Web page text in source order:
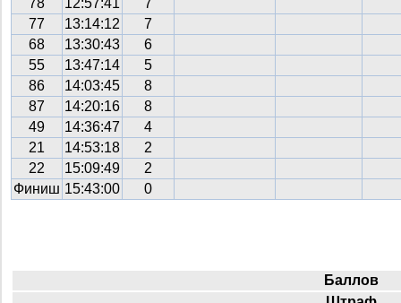
78
12:57:41
7
77
13:14:12
7
68
13:30:43
6
55
13:47:14
5
86
14:03:45
8
87
14:20:16
8
49
14:36:47
4
21
14:53:18
2
22
15:09:49
2
Финиш 15:43:00 0
Баллов